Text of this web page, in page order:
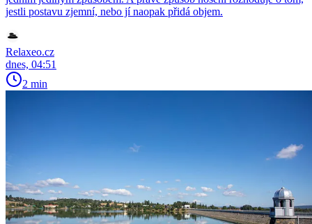
jestli postavu zjemní, nebo jí naopak přidá objem.
Relaxeo.cz
dnes, 04:51
2 min